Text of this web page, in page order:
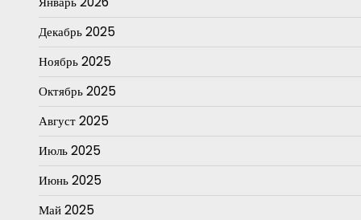
Декабрь 2025
Ноябрь 2025
Октябрь 2025
Август 2025
Июль 2025
Июнь 2025
Май 2025